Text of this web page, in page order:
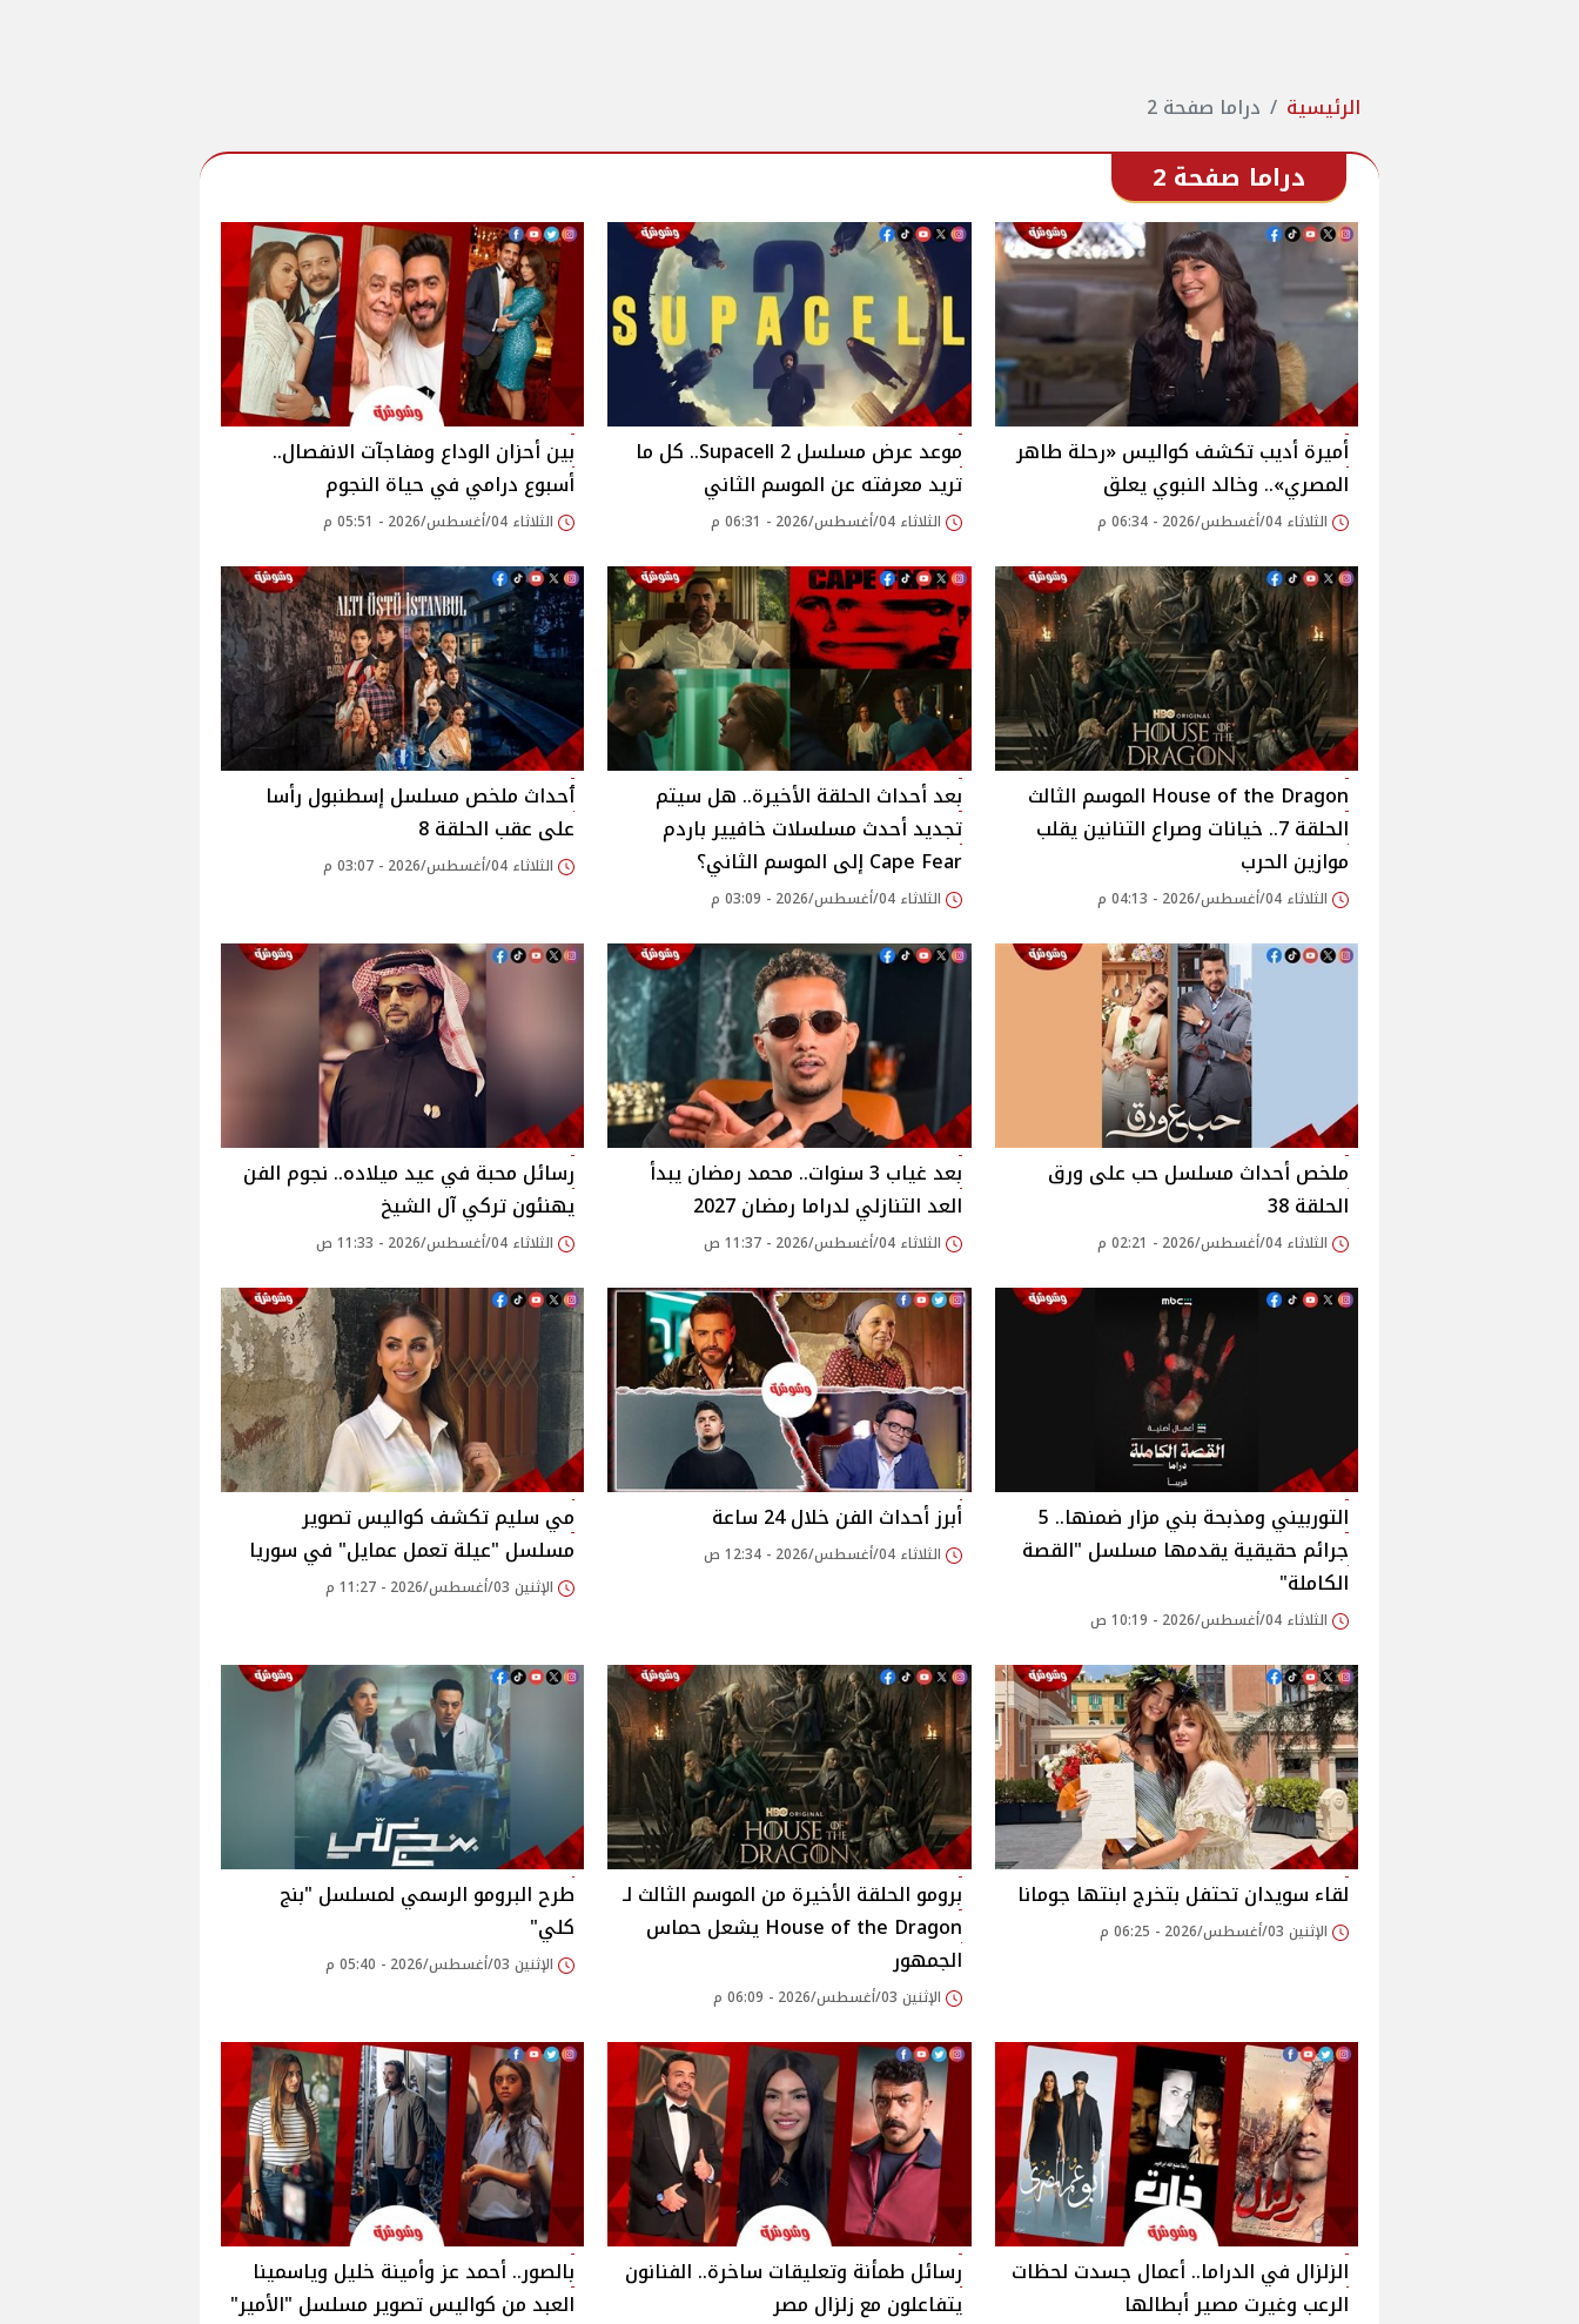
الرئيسية دراما صفحة 2
دراما صفحة 2
أميرة أديب تكشف كواليس «رحلة طاهر
المصري».. وخالد النبوي يعلق
الثلاثاء 04/أغسطس/2026 - 06:34 م
موعد عرض مسلسل Supacell 2.. كل ما
تريد معرفته عن الموسم الثاني
الثلاثاء 04/أغسطس/2026 - 06:31 م
بين أحزان الوداع ومفاجآت الانفصال..
أسبوع درامي في حياة النجوم
الثلاثاء 04/أغسطس/2026 - 05:51 م
House of the Dragon الموسم الثالث
الحلقة 7.. خيانات وصراع التنانين يقلب
موازين الحرب
الثلاثاء 04/أغسطس/2026 - 04:13 م
بعد أحداث الحلقة الأخيرة.. هل سيتم
تجديد أحدث مسلسلات خافيير باردم
Cape Fear إلى الموسم الثاني؟
الثلاثاء 04/أغسطس/2026 - 03:09 م
ٲحداث ملخص مسلسل إسطنبول رأسا
على عقب الحلقة 8
الثلاثاء 04/أغسطس/2026 - 03:07 م
ملخص أحداث مسلسل حب على ورق
الحلقة 38
الثلاثاء 04/أغسطس/2026 - 02:21 م
بعد غياب 3 سنوات.. محمد رمضان يبدأ
العد التنازلي لدراما رمضان 2027
الثلاثاء 04/أغسطس/2026 - 11:37 ص
رسائل محبة في عيد ميلاده.. نجوم الفن
يهنئون تركي آل الشيخ
الثلاثاء 04/أغسطس/2026 - 11:33 ص
التوربيني ومذبحة بني مزار ضمنها.. 5
جرائم حقيقية يقدمها مسلسل "القصة
الكاملة"
الثلاثاء 04/أغسطس/2026 - 10:19 ص
أبرز أحداث الفن خلال 24 ساعة
الثلاثاء 04/أغسطس/2026 - 12:34 ص
مي سليم تكشف كواليس تصوير
مسلسل "عيلة تعمل عمايل" في سوريا
الإثنين 03/أغسطس/2026 - 11:27 م
لقاء سويدان تحتفل بتخرج ابنتها جومانا
الإثنين 03/أغسطس/2026 - 06:25 م
برومو الحلقة الأخيرة من الموسم الثالث لـ
House of the Dragon يشعل حماس
الجمهور
الإثنين 03/أغسطس/2026 - 06:09 م
طرح البرومو الرسمي لمسلسل "بنج
كلي"
الإثنين 03/أغسطس/2026 - 05:40 م
الزلزال في الدراما.. أعمال جسدت لحظات
الرعب وغيرت مصير أبطالها
رسائل طمأنة وتعليقات ساخرة.. الفنانون
يتفاعلون مع زلزال مصر
بالصور.. أحمد عز وأمينة خليل وياسمينا
العبد من كواليس تصوير مسلسل "الأمير"